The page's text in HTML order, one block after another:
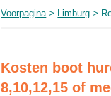
Voorpagina> Limburg >
Kosten boot
8,10,12,15 of